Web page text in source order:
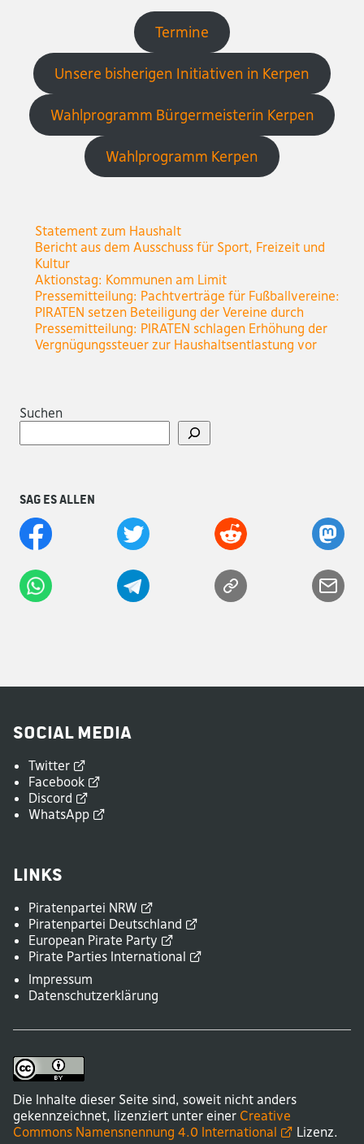
Termine
Unsere bisherigen Initiativen in Kerpen
Wahlprogramm Bürgermeisterin Kerpen
Wahlprogramm Kerpen
Statement zum Haushalt
Bericht aus dem Ausschuss für Sport, Freizeit und
Kultur
Aktionstag: Kommunen am Limit
Pressemitteilung: Pachtverträge für Fußballvereine:
PIRATEN setzen Beteiligung der Vereine durch
Pressemitteilung: PIRATEN schlagen Erhöhung der
Vergnügungssteuer zur Haushaltsentlastung vor
Suchen
Sag es allen
Social Media
Twitter
Facebook
Discord
WhatsApp
Links
Piratenpartei NRW
Piratenpartei Deutschland
European Pirate Party
Pirate Parties International
Impressum
Datenschutzerklärung
Die Inhalte dieser Seite sind, soweit nicht anders
gekennzeichnet, lizenziert unter einer Creative
Commons Namensnennung 4.0 International Lizenz.